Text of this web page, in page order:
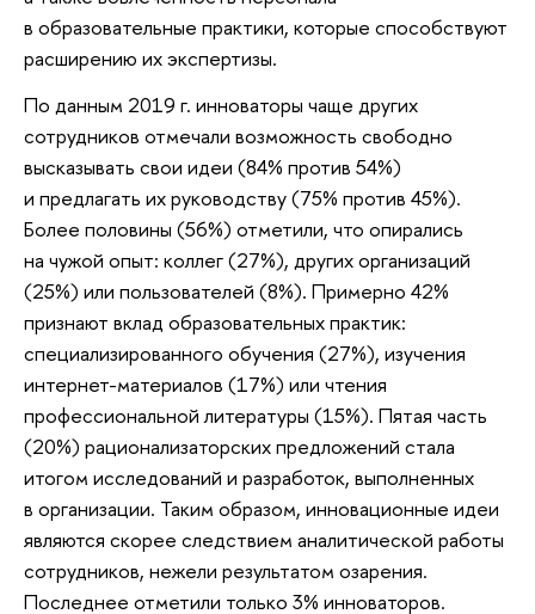
в образовательные практики, которые способствуют
расширению их экспертизы.
По данным 2019 г. инноваторы чаще других
сотрудников отмечали возможность свободно
высказывать свои идеи (84% против 54%)
и предлагать их руководству (75% против 45%).
Более половины (56%) отметили, что опирались
на чужой опыт: коллег (27%), других организаций
(25%) или пользователей (8%). Примерно 42%
признают вклад образовательных практик:
специализированного обучения (27%), изучения
интернет-материалов (17%) или чтения
профессиональной литературы (15%). Пятая часть
(20%) рационализаторских предложений стала
итогом исследований и разработок, выполненных
в организации. Таким образом, инновационные идеи
являются скорее следствием аналитической работы
сотрудников, нежели результатом озарения.
Последнее отметили только 3% инноваторов.